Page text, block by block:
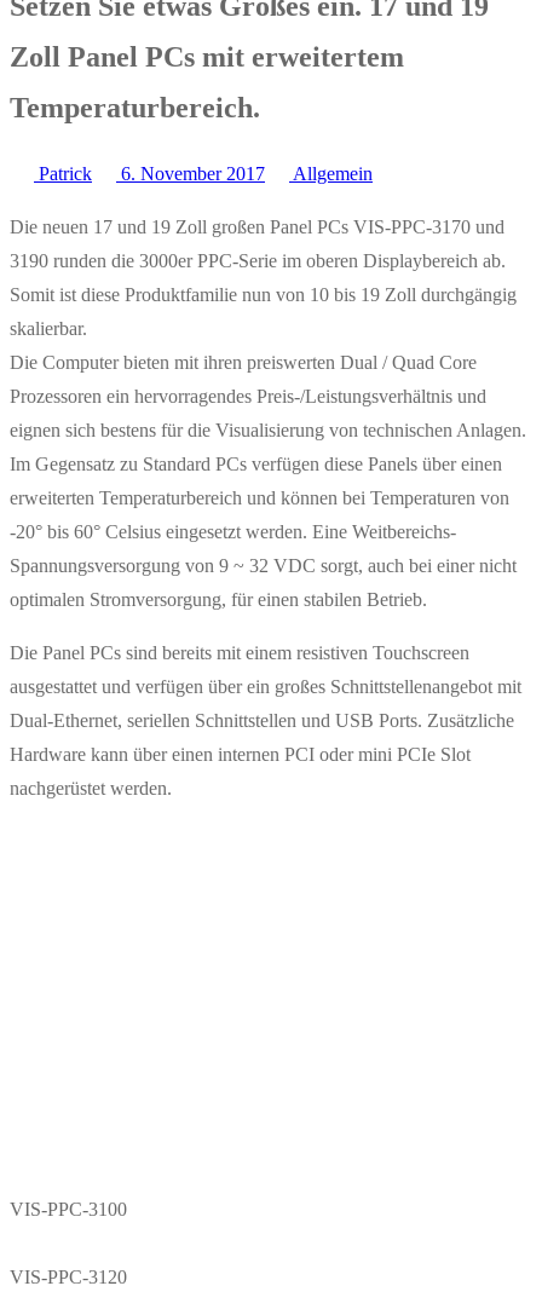
Zoll Panel PCs mit erweitertem
Temperaturbereich.
Patrick 6. November 2017 Allgemein
Die neuen 17 und 19 Zoll großen Panel PCs VIS-PPC-3170 und
3190 runden die 3000er PPC-Serie im oberen Displaybereich ab.
Somit ist diese Produktfamilie nun von 10 bis 19 Zoll durchgängig
skalierbar.
Die Computer bieten mit ihren preiswerten Dual / Quad Core
Prozessoren ein hervorragendes Preis-/Leistungsverhältnis und
eignen sich bestens für die Visualisierung von technischen Anlagen.
Im Gegensatz zu Standard PCs verfügen diese Panels über einen
erweiterten Temperaturbereich und können bei Temperaturen von
-20° bis 60° Celsius eingesetzt werden. Eine Weitbereichs-
Spannungsversorgung von 9 ~ 32 VDC sorgt, auch bei einer nicht
optimalen Stromversorgung, für einen stabilen Betrieb.
Die Panel PCs sind bereits mit einem resistiven Touchscreen
ausgestattet und verfügen über ein großes Schnittstellenangebot mit
Dual-Ethernet, seriellen Schnittstellen und USB Ports. Zusätzliche
Hardware kann über einen internen PCI oder mini PCIe Slot
nachgerüstet werden.
VIS-PPC-3100
VIS-PPC-3120